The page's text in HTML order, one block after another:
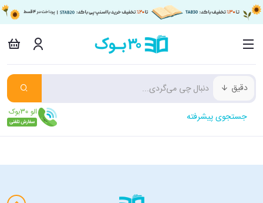
دقیق
جستجوی پیشرفته